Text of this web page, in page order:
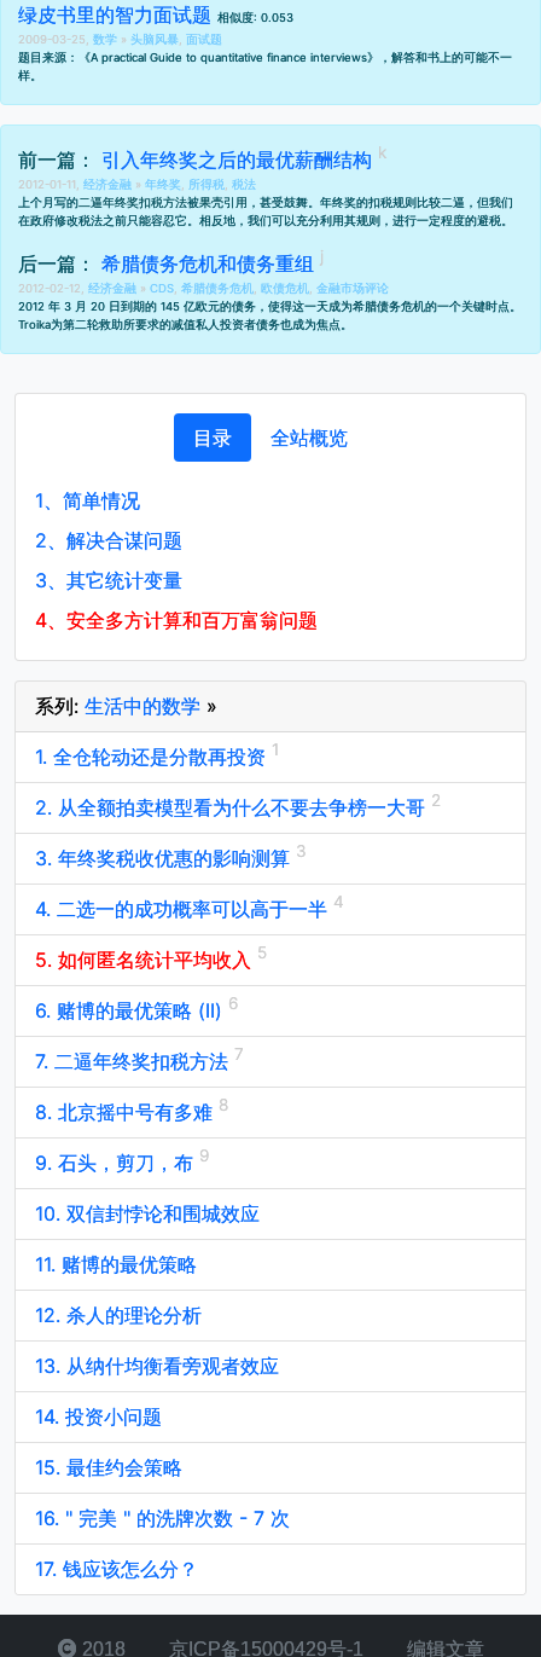
绿皮书里的智力面试题 相似度: 0.053
2009-03-25, 数学 » 头脑风暴 面试题
题目来源：《A practical Guide to quantitative finance interviews》，解答和书上的可能不一
样。
前一篇： 引入年终奖之后的最优薪酬结构
2012-01-11, 经济金融 » 年终奖 所得税
税法
上个月写的二逼年终奖扣税方法被果壳引用 ，甚受鼓舞。年终奖的扣税规则比较二逼，但我们
在政府修改税法之前只能容忍它。相反地，我们可以充分利用其规则，进行一定程度的避税。
后一篇： 希腊债务危机和债务重组
2012-02-12, 经济金融 » CDS 希腊债务危机 欧债危机
金融市场评论
2012 年 3 月 20 日到期的 145 亿欧元的债务，使得这一天成为希腊债务危机的一个关键时点。
Troika为第二轮救助所要求的减值私人投资者债务也成为焦点。
目录 全站概览
1、 简单情况
2、 解决合谋问题
3、 其它统计变量
4、 安全多方计算和百万富翁问题
系列: 生活中的数学 »
1. 全仓轮动还是分散再投资
2. 从全额拍卖模型看为什么不要去争榜一大哥
3. 年终奖税收优惠的影响测算
4. 二选一的成功概率可以高于一半
5. 如何匿名统计平均收入
6. 赌博的最优策略 (II)
7. 二逼年终奖扣税方法
8. 北京摇中号有多难
9. 石头，剪刀，布
10. 双信封悖论和围城效应
11. 赌博的最优策略
12. 杀人的理论分析
13. 从纳什均衡看旁观者效应
14. 投资小问题
15. 最佳约会策略
16. " 完美 " 的洗牌次数 - 7 次
17. 钱应该怎么分？
2018 京ICP备15000429号-1 编辑文章